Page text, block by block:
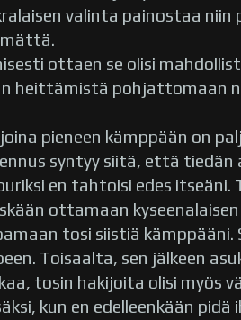
valinta painostaa
ottaen se olisi
heittämistä pohjattomaan
pieneen kämppään on
syntyy siitä, että tiedän
en tahtoisi edes itseäni.
ottamaan
tosi siistiä
Toisaalta, sen jälkeen
tosin hakijoita olisi myös
kun en edelleenkään